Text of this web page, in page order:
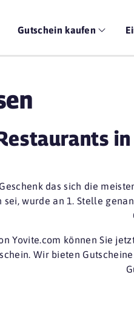
Gutschein kaufen
in
das sich die
wurde an 1. Stelle
Yovite.com können Sie
. Wir bieten